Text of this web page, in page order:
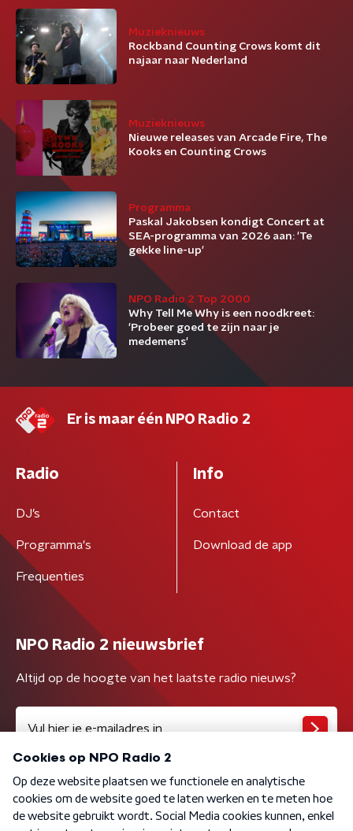
Muzieknieuws
Rockband Counting Crows komt dit
najaar naar Nederland
Muzieknieuws
Nieuwe releases van Arcade Fire, The
Kooks en Counting Crows
Programma
Paskal Jakobsen kondigt Concert at
SEA-programma van 2026 aan: 'Te
gekke line-up'
NPO Radio 2 Top 2000
Why Tell Me Why is een noodkreet:
'Probeer goed te zijn naar je
medemens'
Er is maar één NPO Radio 2
Radio
DJ’s
Programma's
Frequenties
Info
Contact
Download de app
NPO Radio 2 nieuwsbrief
Altijd op de hoogte van het laatste radio nieuws?
Algemene voorwaarden